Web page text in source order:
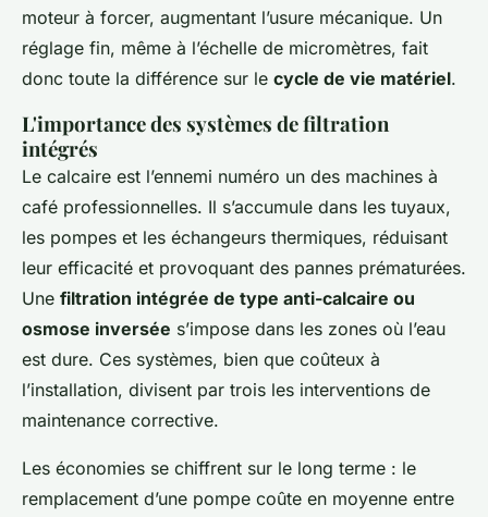
moteur à forcer, augmentant l’usure mécanique. Un
réglage fin, même à l’échelle de micromètres, fait
donc toute la différence sur le cycle de vie matériel.
L'importance des systèmes de filtration
intégrés
Le calcaire est l’ennemi numéro un des machines à
café professionnelles. Il s’accumule dans les tuyaux,
les pompes et les échangeurs thermiques, réduisant
leur efficacité et provoquant des pannes prématurées.
Une filtration intégrée de type anti-calcaire ou
osmose inversée s’impose dans les zones où l’eau
est dure. Ces systèmes, bien que coûteux à
l’installation, divisent par trois les interventions de
maintenance corrective.
Les économies se chiffrent sur le long terme : le
remplacement d’une pompe coûte en moyenne entre